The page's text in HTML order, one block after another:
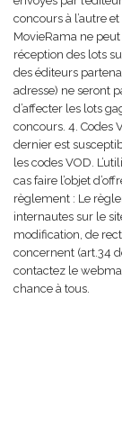
concours à l’autre
MovieRama ne
réception des lots
des éditeurs
adresse) ne seront
d’affecter les lots
concours. 4. Codes
dernier est
les codes VOD.
cas faire l’objet
règlement : Le
internautes sur le
modification, de
concernent (art.34
contactez le
chance à tous.